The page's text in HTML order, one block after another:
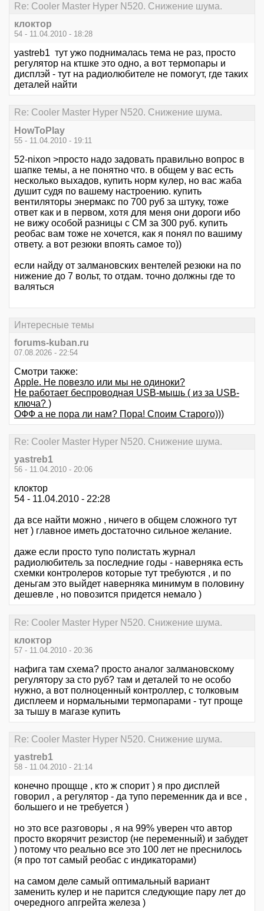
Re: Cooler Master Hyper N520. Снижение шума.
клоктор
54 - 11.04.2010 - 18:28
yastreb1 тут ужо поднималась тема не раз, просто
регулятор на ктшке это одно, а вот термопары и
дисплэй - тут на радиолюбителе не помогут, где таких
деталей найти
Re: Cooler Master Hyper N520. Снижение шума.
HowToPlay
55 - 11.04.2010 - 19:11
52-nixon >просто надо задовать правильно вопрос в
шапке темы, а не понятно что. в общем у вас есть
несколько выхадов, купить норм кулер, но вас жаба
душит судя по вашему настроению. купить
вентиляторы энермакс по 700 руб за штуку, тоже
ответ как и в первом, хотя для меня они дороги ибо
не вижу особой разницы с СМ за 300 руб. купить
реобас вам тоже не хочется, как я понял по вашиму
ответу. а вот резюки впоять самое то))
если найду от залмановских вентелей резюки на по
нижение до 7 вольт, то отдам. точно должны где то
валяться
Интересные темы
forums-kuban.ru
07.08.2026 - 22:54
Смотри также:
Apple. Не повезло или мы не одиноки?
Не работает беспроводная USB-мышь ( из за USB-
ключа? )
ОФФ а не пора ли нам? Пора! Споим Старого)))
Re: Cooler Master Hyper N520. Снижение шума.
yastreb1
56 - 11.04.2010 - 20:06
клоктор
54 - 11.04.2010 - 22:28
да все найти можно , ничего в общем сложного тут
нет ) главное иметь достаточно сильное желание.
даже если просто тупо полистать журнал
радиолюбитель за последние годы - наверняка есть
схемки контролеров которые тут требуются , и по
деньгам это выйдет наверняка минимум в половину
дешевле , но повозится придется немало )
Re: Cooler Master Hyper N520. Снижение шума.
клоктор
57 - 11.04.2010 - 20:36
нафига там схема? просто аналог залмановскому
регулятору за сто руб? там и деталей то не особо
нужно, а вот полноценный контроллер, с толковым
дисплеем и нормальными термопарами - тут проще
за тышу в магазе купить
Re: Cooler Master Hyper N520. Снижение шума.
yastreb1
58 - 11.04.2010 - 21:14
конечно прощще , кто ж спорит ) я про дисплей
говорил , а регулятор - да тупо переменник да и все ,
большего и не требуется )
но это все разговоры , я на 99% уверен что автор
просто вкорячит резистор (не переменный) и забудет
) потому что реально все это 100 лет не преснилось
(я про тот самый реобас с индикаторами)
на самом деле самый оптимальный вариант
заменить кулер и не парится следующие пару лет до
очередного апгрейта железа )